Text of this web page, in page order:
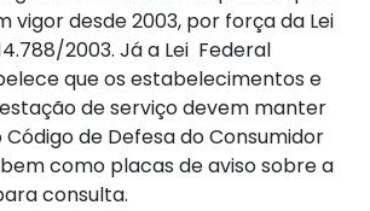
vigor desde 2003, por força da Lei
2003. Já a Lei Federal
que os estabelecimentos e
de serviço devem manter
de Defesa do Consumidor
como placas de aviso sobre a
consulta.